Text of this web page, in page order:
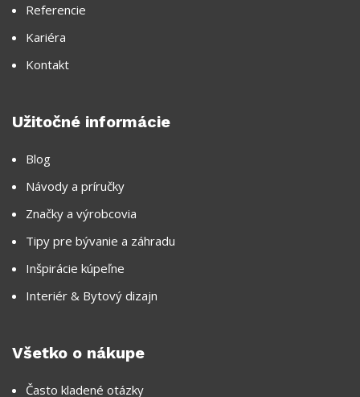
Referencie
Kariéra
Kontakt
Užitočné informácie
Blog
Návody a príručky
Značky a výrobcovia
Tipy pre bývanie a záhradu
Inšpirácie kúpeľne
Interiér & Bytový dizajn
Všetko o nákupe
Často kladené otázky